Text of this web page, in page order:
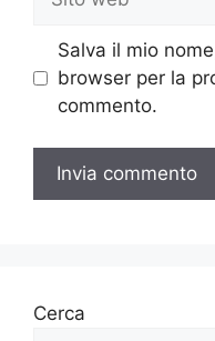
web
Salva il mio
browser per la
commento.
Cerca